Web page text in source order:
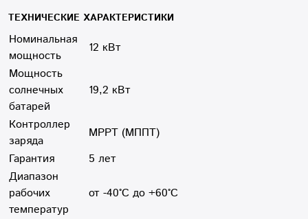
ТЕХНИЧЕСКИЕ ХАРАКТЕРИСТИКИ
Номинальная
мощность
12 кВт
Мощность
солнечных
батарей
19,2 кВт
Контроллер
заряда
MPPT (МППТ)
Гарантия
5 лет
Диапазон
рабочих
температур
от -40°С до +60°С